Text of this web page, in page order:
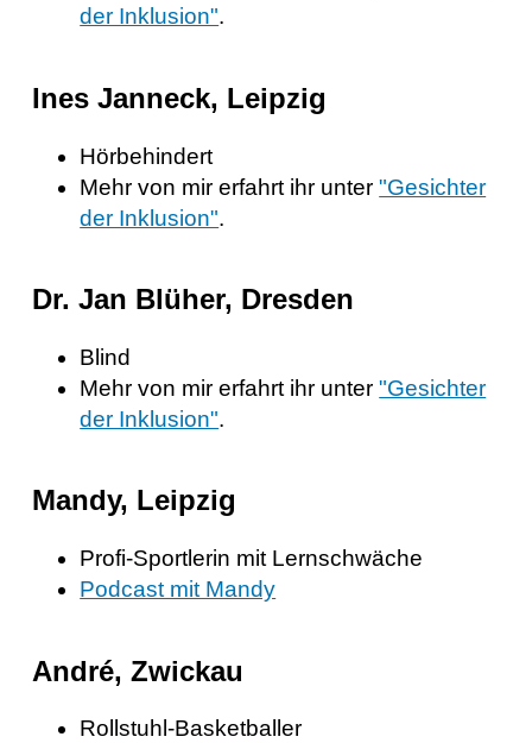
der Inklusion".
Ines Janneck, Leipzig
Hörbehindert
Mehr von mir erfahrt ihr unter"Gesichter
der Inklusion".
Dr. Jan Blüher, Dresden
Blind
Mehr von mir erfahrt ihr unter"Gesichter
der Inklusion".
Mandy, Leipzig
Profi-Sportlerin mit Lernschwäche
Podcast mit Mandy
André, Zwickau
Rollstuhl-Basketballer